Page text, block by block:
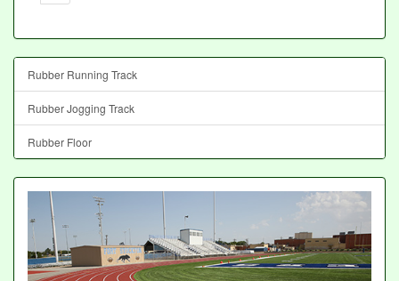
Rubber Running Track
Rubber Jogging Track
Rubber Floor